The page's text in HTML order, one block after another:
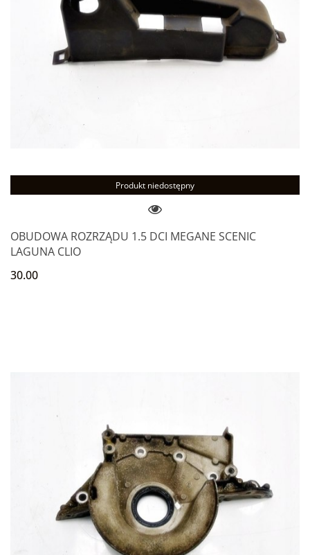
Produkt niedostępny
OBUDOWA ROZRZĄDU 1.5 DCI MEGANE SCENIC
LAGUNA CLIO
30.00